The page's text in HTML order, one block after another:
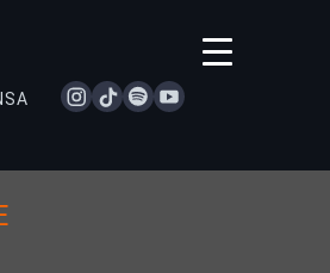
instagram
tiktokspotifyyoutube